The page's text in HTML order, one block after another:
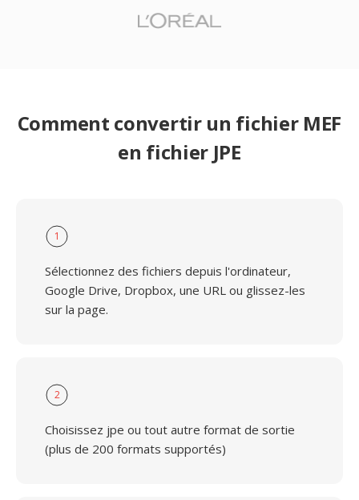
Comment convertir un fichier MEF
en fichier JPE
1
Sélectionnez des fichiers depuis l'ordinateur,
Google Drive, Dropbox, une URL ou glissez-les
sur la page.
2
Choisissez jpe ou tout autre format de sortie
(plus de 200 formats supportés)